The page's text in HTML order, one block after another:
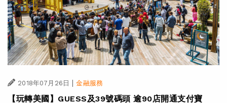
2018年07月26日 金融服務
【玩轉美國】GUESS及39號碼頭 逾90店開通支付寶